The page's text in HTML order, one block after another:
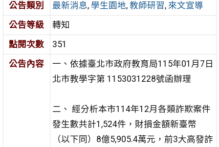
公告類別
最新消息, 學生園地, 教師研習, 來文宣導
公告等級
轉知
點閱次數
351
公告內容
一、依據臺北市政府教育局115年01月7日
北市教學字第 1153031228號函辦理
二、 經分析本市114年12月各類詐欺案件
發生數共計1,524件，財損金額新臺幣
（以下同）8億5,905.4萬元，前3大高發詐